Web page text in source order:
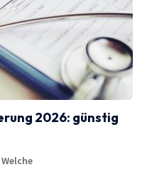
2026: günstig